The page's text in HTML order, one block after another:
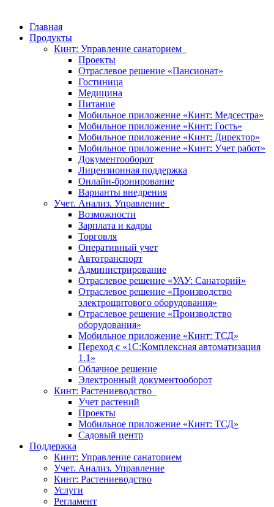
Главная
Продукты
Кинт: Управление санаторием
Проекты
Отраслевое решение «Пансионат»
Гостиница
Медицина
Питание
Мобильное приложение «Кинт: Медсестра»
Мобильное приложение «Кинт: Гость»
Мобильное приложение «Кинт: Директор»
Мобильное приложение «Кинт: Учет работ»
Документооборот
Лицензионная поддержка
Онлайн-бронирование
Варианты внедрения
Учет. Анализ. Управление
Возможности
Зарплата и кадры
Торговля
Оперативный учет
Автотранспорт
Администрирование
Отраслевое решение «УАУ: Санаторий»
Отраслевое решение «Производство
электрощитового оборудования»
Отраслевое решение «Производство
оборудования»
Мобильное приложение «Кинт: ТСД»
Переход с «1С:Комплексная автоматизация
1.1»
Облачное решение
Электронный документооборот
Кинт: Растениеводство
Учет растений
Проекты
Мобильное приложение «Кинт: ТСД»
Садовый центр
Поддержка
Кинт: Управление санаторием
Учет. Анализ. Управление
Кинт: Растениеводство
Услуги
Регламент